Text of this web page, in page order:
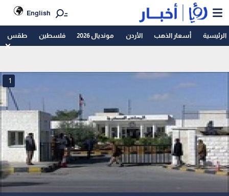
English
الرئيسية أسعار الذهب الأردن مونديال 2026 فلسطين طقس
1